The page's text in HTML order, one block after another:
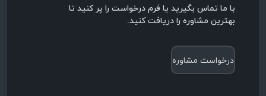
با ما تماس بگیرید یا فرم درخواست را پر کنید تا
بهترین مشاوره را دریافت کنید.
درخواست مشاوره